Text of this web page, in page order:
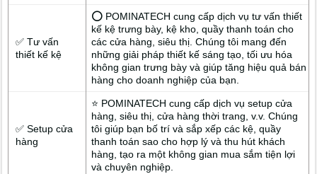
✅ Tư vấn
thiết kế kệ
⭕ POMINATECH cung cấp dịch vụ tư vấn thiết
kế kệ trưng bày, kệ kho, quầy thanh toán cho
các cửa hàng, siêu thị. Chúng tôi mang đến
những giải pháp thiết kế sáng tạo, tối ưu hóa
không gian trưng bày và giúp tăng hiệu quả bán
hàng cho doanh nghiệp của bạn.
✅ Setup cửa
hàng
⭐ POMINATECH cung cấp dịch vụ setup cửa
hàng, siêu thị, cửa hàng thời trang, v.v. Chúng
tôi giúp bạn bố trí và sắp xếp các kệ, quầy
thanh toán sao cho hợp lý và thu hút khách
hàng, tạo ra một không gian mua sắm tiện lợi
và chuyên nghiệp.